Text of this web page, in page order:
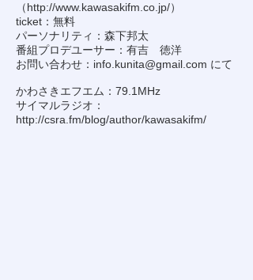
（http://www.kawasakifm.co.jp/）
ticket：無料
パーソナリティ：森下邦太
番組プロデユーサー：有吉 徳洋
お問い合わせ： info.kunita@gmail.com にて
かわさきエフエム：79.1MHz
サイマルラジオ：
http://csra.fm/blog/author/kawasakifm/